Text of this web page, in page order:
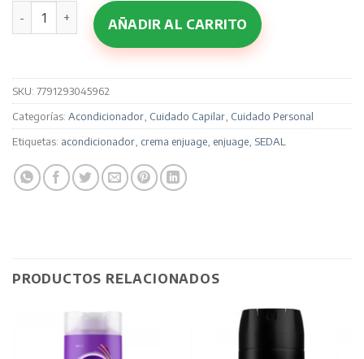
Sedal Acondicionador Restauración Instantánea x 340 ml
AÑADIR AL CARRITO
SKU: 7791293045962
Categorías: Acondicionador, Cuidado Capilar, Cuidado Personal
Etiquetas: acondicionador, crema enjuage, enjuage, SEDAL
PRODUCTOS RELACIONADOS